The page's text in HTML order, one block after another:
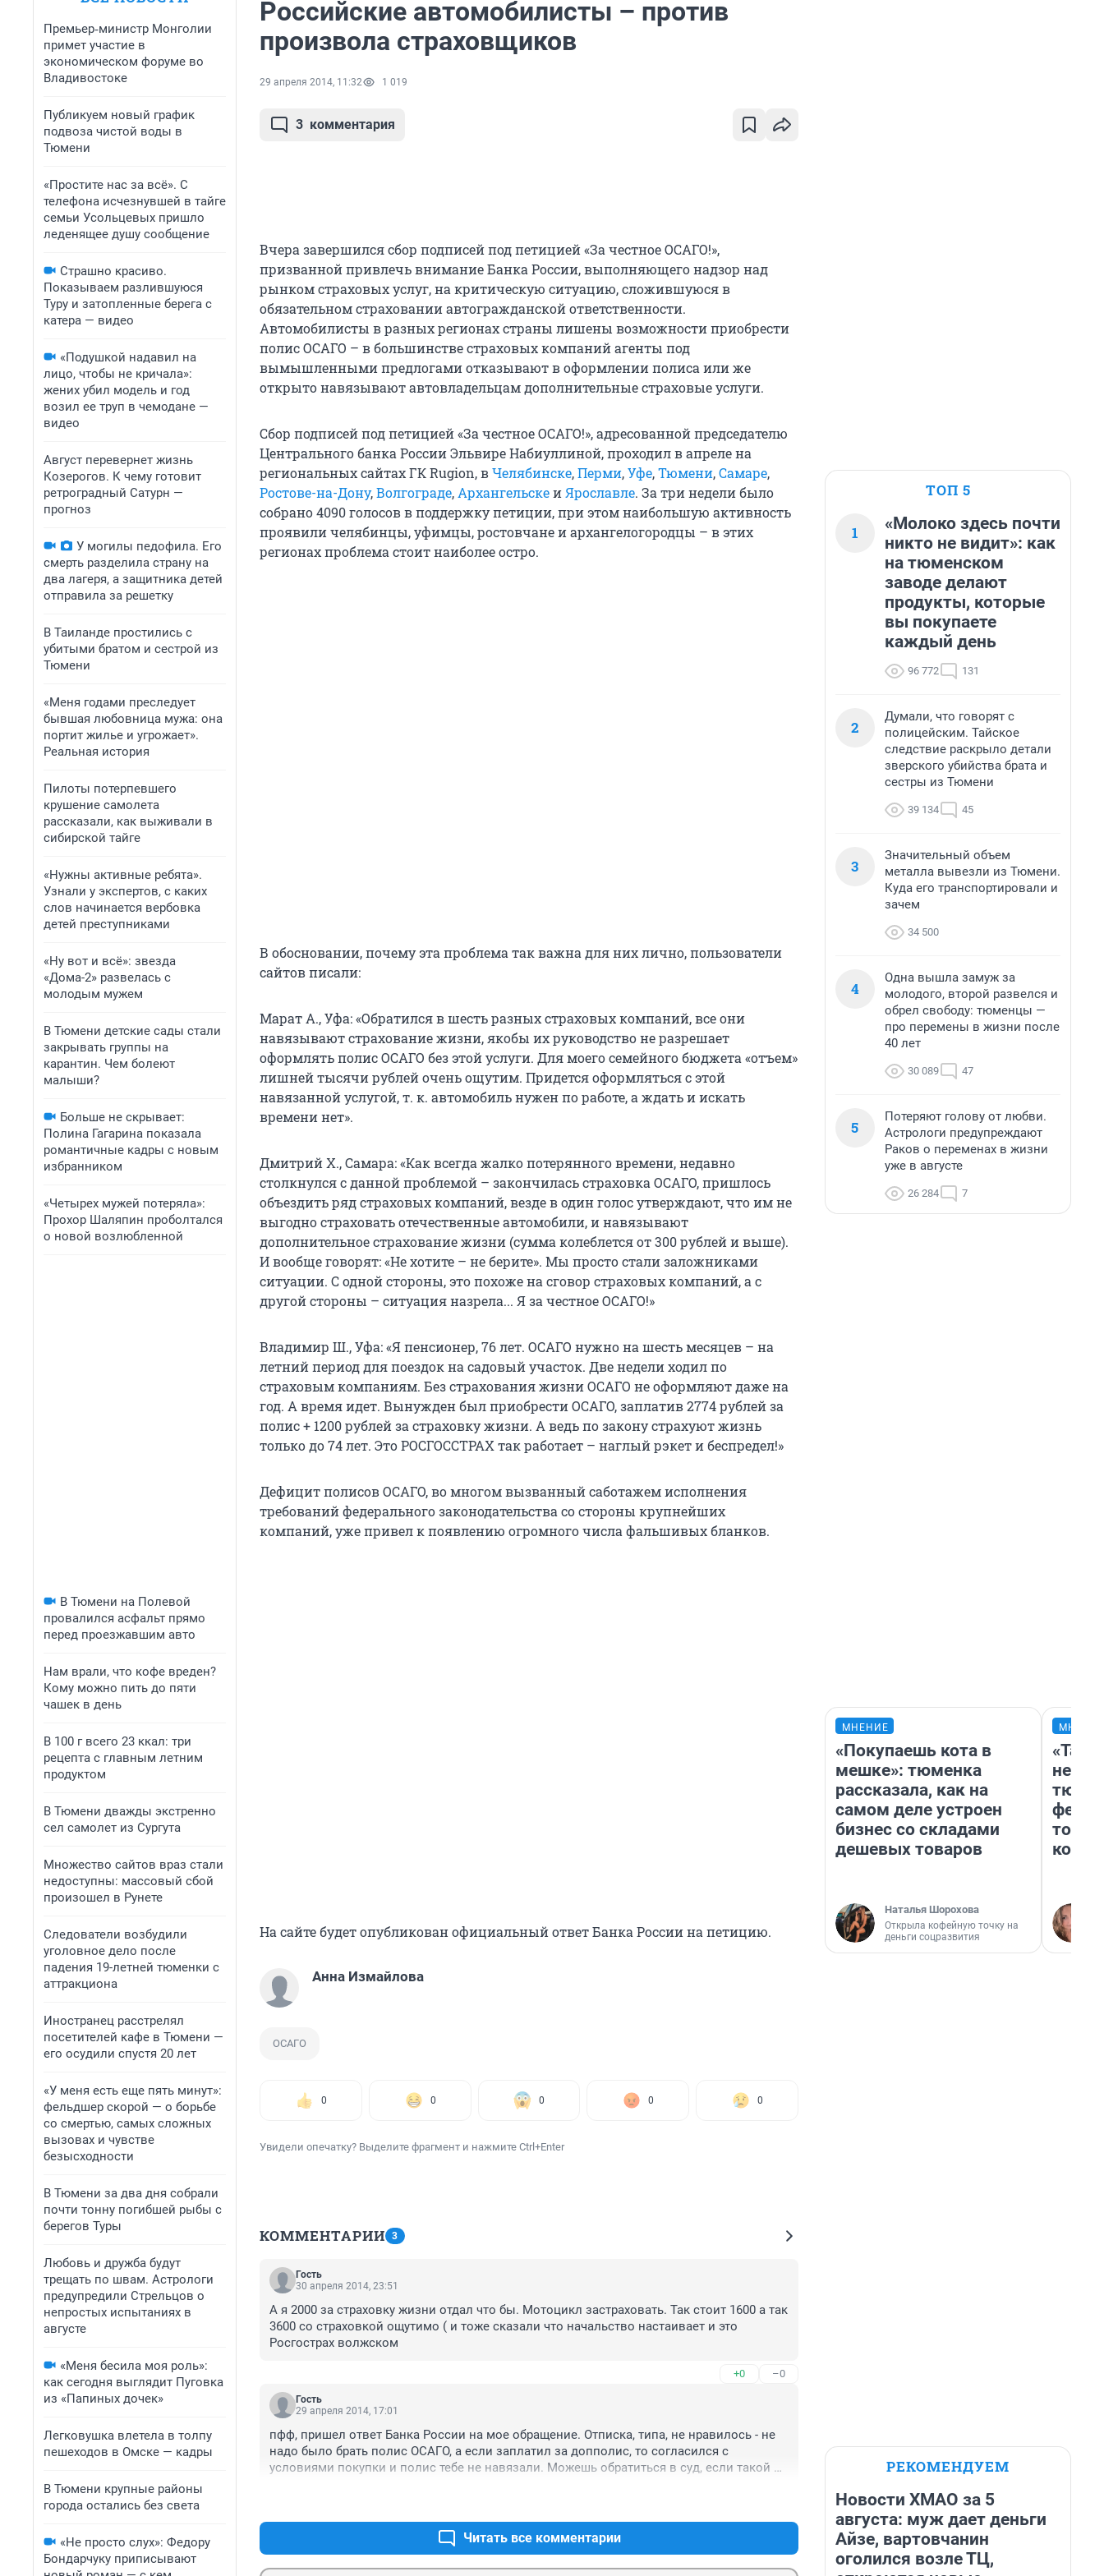
Премьер‑министр Монголии
примет участие в
экономическом форуме во
Владивостоке
Публикуем новый график
подвоза чистой воды в
Тюмени
«Простите нас за всё». С
телефона исчезнувшей в тайге
семьи Усольцевых пришло
леденящее душу сообщение
Страшно красиво.
Показываем разлившуюся
Туру и затопленные берега с
катера — видео
«Подушкой надавил на
лицо, чтобы не кричала»:
жених убил модель и год
возил ее труп в чемодане —
видео
Август перевернет жизнь
Козерогов. К чему готовит
ретроградный Сатурн —
прогноз
У могилы педофила. Его
смерть разделила страну на
два лагеря, а защитника детей
отправила за решетку
В Таиланде простились с
убитыми братом и сестрой из
Тюмени
«Меня годами преследует
бывшая любовница мужа: она
портит жилье и угрожает».
Реальная история
Пилоты потерпевшего
крушение самолета
рассказали, как выживали в
сибирской тайге
«Нужны активные ребята».
Узнали у экспертов, с каких
слов начинается вербовка
детей преступниками
«Ну вот и всё»: звезда
«Дома-2» развелась с
молодым мужем
В Тюмени детские сады стали
закрывать группы на
карантин. Чем болеют
малыши?
Больше не скрывает:
Полина Гагарина показала
романтичные кадры с новым
избранником
«Четырех мужей потеряла»:
Прохор Шаляпин проболтался
о новой возлюбленной
В Тюмени на Полевой
провалился асфальт прямо
перед проезжавшим авто
Нам врали, что кофе вреден?
Кому можно пить до пяти
чашек в день
В 100 г всего 23 ккал: три
рецепта с главным летним
продуктом
В Тюмени дважды экстренно
сел самолет из Сургута
Множество сайтов враз стали
недоступны: массовый сбой
произошел в Рунете
Следователи возбудили
уголовное дело после
падения 19-летней тюменки с
аттракциона
Иностранец расстрелял
посетителей кафе в Тюмени —
его осудили спустя 20 лет
«У меня есть еще пять минут»:
фельдшер скорой — о борьбе
со смертью, самых сложных
вызовах и чувстве
безысходности
В Тюмени за два дня собрали
почти тонну погибшей рыбы с
берегов Туры
Любовь и дружба будут
трещать по швам. Астрологи
предупредили Стрельцов о
непростых испытаниях в
августе
«Меня бесила моя роль»:
как сегодня выглядит Пуговка
из «Папиных дочек»
Легковушка влетела в толпу
пешеходов в Омске — кадры
В Тюмени крупные районы
города остались без света
«Не просто слух»: Федору
Бондарчуку приписывают
Российские автомобилисты – против
произвола страховщиков
29 апреля 2014, 11:32 1 019
3 комментария
Вчера завершился сбор подписей под петицией «За честное ОСАГО!»,
призванной привлечь внимание Банка России, выполняющего надзор над
рынком страховых услуг, на критическую ситуацию, сложившуюся в
обязательном страховании автогражданской ответственности.
Автомобилисты в разных регионах страны лишены возможности приобрести
полис ОСАГО – в большинстве страховых компаний агенты под
вымышленными предлогами отказывают в оформлении полиса или же
открыто навязывают автовладельцам дополнительные страховые услуги.
Сбор подписей под петицией «За честное ОСАГО!», адресованной председателю
Центрального банка России Эльвире Набиуллиной, проходил в апреле на
региональных сайтах ГК Rugion, вЧелябинске,Перми,Уфе,Тюмени,Самаре,
Ростове-на-Дону,Волгограде, АрхангельскеиЯрославле. За три недели было
собрано 4090 голосов в поддержку петиции, при этом наибольшую активность
проявили челябинцы, уфимцы, ростовчане и архангелогородцы – в этих
регионах проблема стоит наиболее остро.
В обосновании, почему эта проблема так важна для них лично, пользователи
сайтов писали:
Марат А., Уфа: «Обратился в шесть разных страховых компаний, все они
навязывают страхование жизни, якобы их руководство не разрешает
оформлять полис ОСАГО без этой услуги. Для моего семейного бюджета «отъем»
лишней тысячи рублей очень ощутим. Придется оформляться с этой
навязанной услугой, т. к. автомобиль нужен по работе, а ждать и искать
времени нет».
Дмитрий Х., Самара: «Как всегда жалко потерянного времени, недавно
столкнулся с данной проблемой – закончилась страховка ОСАГО, пришлось
объездить ряд страховых компаний, везде в один голос утверждают, что им не
выгодно страховать отечественные автомобили, и навязывают
дополнительное страхование жизни (сумма колеблется от 300 рублей и выше).
И вообще говорят: «Не хотите – не берите». Мы просто стали заложниками
ситуации. С одной стороны, это похоже на сговор страховых компаний, а с
другой стороны – ситуация назрела... Я за честное ОСАГО!»
Владимир Ш., Уфа: «Я пенсионер, 76 лет. ОСАГО нужно на шесть месяцев – на
летний период для поездок на садовый участок. Две недели ходил по
страховым компаниям. Без страхования жизни ОСАГО не оформляют даже на
год. А время идет. Вынужден был приобрести ОСАГО, заплатив 2774 рублей за
полис + 1200 рублей за страховку жизни. А ведь по закону страхуют жизнь
только до 74 лет. Это РОСГОССТРАХ так работает – наглый рэкет и беспредел!»
Дефицит полисов ОСАГО, во многом вызванный саботажем исполнения
требований федерального законодательства со стороны крупнейших
компаний, уже привел к появлению огромного числа фальшивых бланков.
На сайте будет опубликован официальный ответ Банка России на петицию.
Анна Измайлова
ОСАГО
0 0 0 0 0
Увидели опечатку? Выделите фрагмент и нажмите Ctrl+Enter
КОММЕНТАРИИ 3
Гость
30 апреля 2014, 23:51
А я 2000 за страховку жизни отдал что бы. Мотоцикл застраховать. Так стоит 1600 а так
3600 со страховкой ощутимо ( и тоже сказали что начальство настаивает и это
Росгострах волжском
+0 –0
Гость
29 апреля 2014, 17:01
пфф, пришел ответ Банка России на мое обращение. Отписка, типа, не нравилось - не
надо было брать полис ОСАГО, а если заплатил за допполис, то согласился с
условиями покупки и полис тебе не навязали. Можешь обратиться в суд, если такой
Читать все комментарии
ТОП 5
1
«Молоко здесь почти
никто не видит»: как
на тюменском
заводе делают
продукты, которые
вы покупаете
каждый день
96 772 131
2
Думали, что говорят с
полицейским. Тайское
следствие раскрыло детали
зверского убийства брата и
сестры из Тюмени
39 134 45
3
Значительный объем
металла вывезли из Тюмени.
Куда его транспортировали и
зачем
34 500
4
Одна вышла замуж за
молодого, второй развелся и
обрел свободу: тюменцы —
про перемены в жизни после
40 лет
30 089 47
5
Потеряют голову от любви.
Астрологи предупреждают
Раков о переменах в жизни
уже в августе
26 284 7
МНЕНИЕ
«Покупаешь кота в
мешке»: тюменка
рассказала, как на
самом деле устроен
бизнес со складами
дешевых товаров
Наталья Шорохова
Открыла кофейную точку на
деньги соцразвития
не
РЕКОМЕНДУЕМ
Новости ХМАО за 5
августа: муж дает деньги
Айзе, вартовчанин
оголился возле ТЦ,